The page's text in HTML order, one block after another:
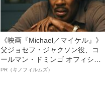
《映画『Michael／マイケル』》
父ジョセフ・ジャクソン役、コ
ールマン・ドミンゴ オフィシャ
ルインタビュー“観客を魅了した
PR（キノフィルムズ）